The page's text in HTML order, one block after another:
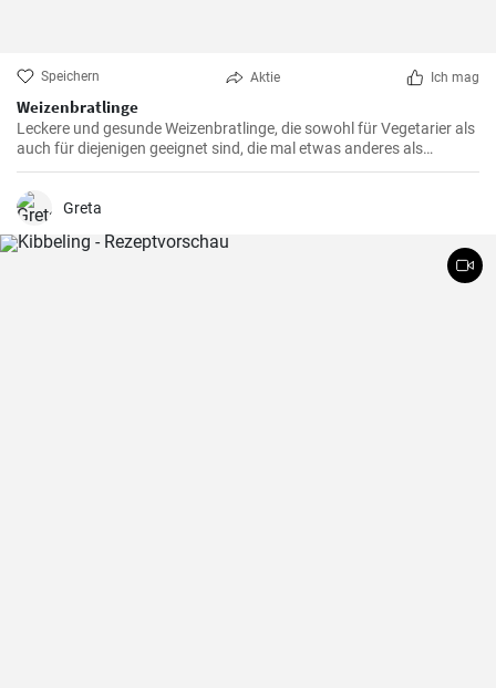
Speichern Aktie Ich mag
Weizenbratlinge
Leckere und gesunde Weizenbratlinge, die sowohl für Vegetarier als
auch für diejenigen geeignet sind, die mal etwas anderes als
normale Fleischbratlinge genießen möchten.
Greta